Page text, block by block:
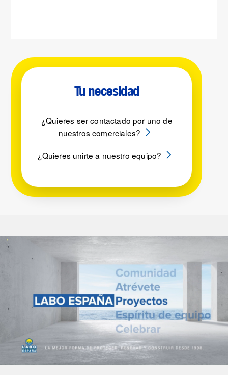
Tu necesidad
¿Quieres ser contactado por uno de
nuestros comerciales?
¿Quieres unirte a nuestro equipo?